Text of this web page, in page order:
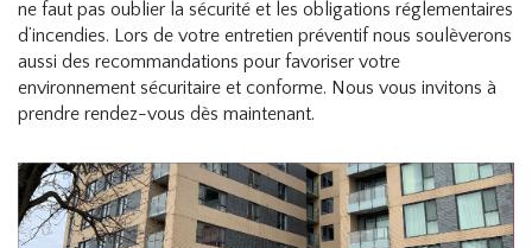
ne faut pas oublier la sécurité et les obligations réglementaires
d’incendies. Lors de votre entretien préventif nous soulèverons
aussi des recommandations pour favoriser votre
environnement sécuritaire et conforme. Nous vous invitons à
prendre rendez-vous dès maintenant.